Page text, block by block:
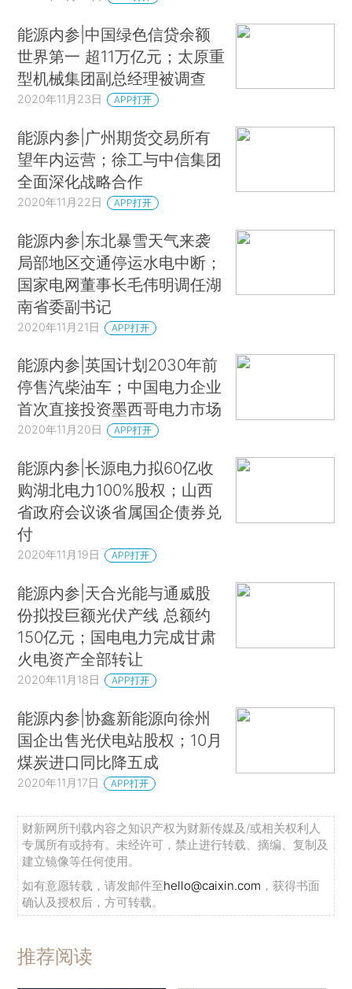
能源内参|中国绿色信贷余额
世界第一 超11万亿元；太原重
型机械集团副总经理被调查
2020年11月23日 APP打开
能源内参|广州期货交易所有
望年内运营；徐工与中信集团
全面深化战略合作
2020年11月22日 APP打开
能源内参|东北暴雪天气来袭
局部地区交通停运水电中断；
国家电网董事长毛伟明调任湖
南省委副书记
2020年11月21日 APP打开
能源内参|英国计划2030年前
停售汽柴油车；中国电力企业
首次直接投资墨西哥电力市场
2020年11月20日 APP打开
能源内参|长源电力拟60亿收
购湖北电力100%股权；山西
省政府会议谈省属国企债券兑
付
2020年11月19日 APP打开
能源内参|天合光能与通威股
份拟投巨额光伏产线 总额约
150亿元；国电电力完成甘肃
火电资产全部转让
2020年11月18日 APP打开
能源内参|协鑫新能源向徐州
国企出售光伏电站股权；10月
煤炭进口同比降五成
2020年11月17日 APP打开
财新网所刊载内容之知识产权为财新传媒及/或相关权利人
专属所有或持有。未经许可，禁止进行转载、摘编、复制及
建立镜像等任何使用。
如有意愿转载，请发邮件至hello@caixin.com ，获得书面
确认及授权后，方可转载。
推荐阅读